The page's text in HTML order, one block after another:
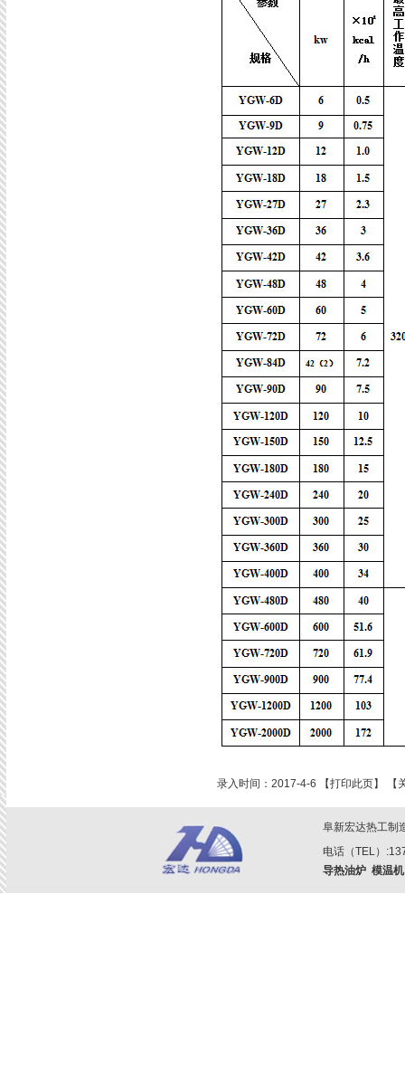
录入时间：2017-4-6 【打印此页】 【
阜新宏达热工制
电话（TEL）
导热油炉 模温机